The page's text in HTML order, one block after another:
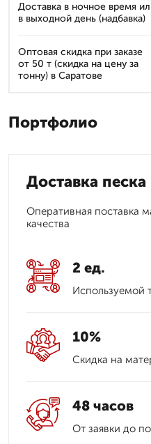
Доставка в ночное время
в выходной день (надбавка)
Оптовая скидка при заказе
от 50 т (скидка на цену за
тоннy) в Саратове
Портфолио
Доставка песка
Оперативная поставка
качества
2 ед.
Используемой
10%
Скидка на
48 часов
От заявки до